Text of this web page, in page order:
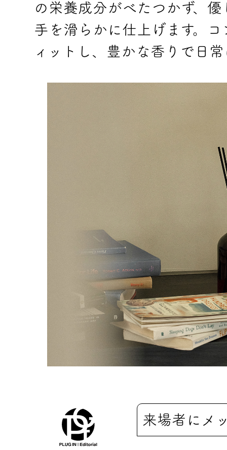
の栄養成分がべたつかず、
手を滑らかに仕上げます。
ィットし、豊かな香りで日
来場者にメ